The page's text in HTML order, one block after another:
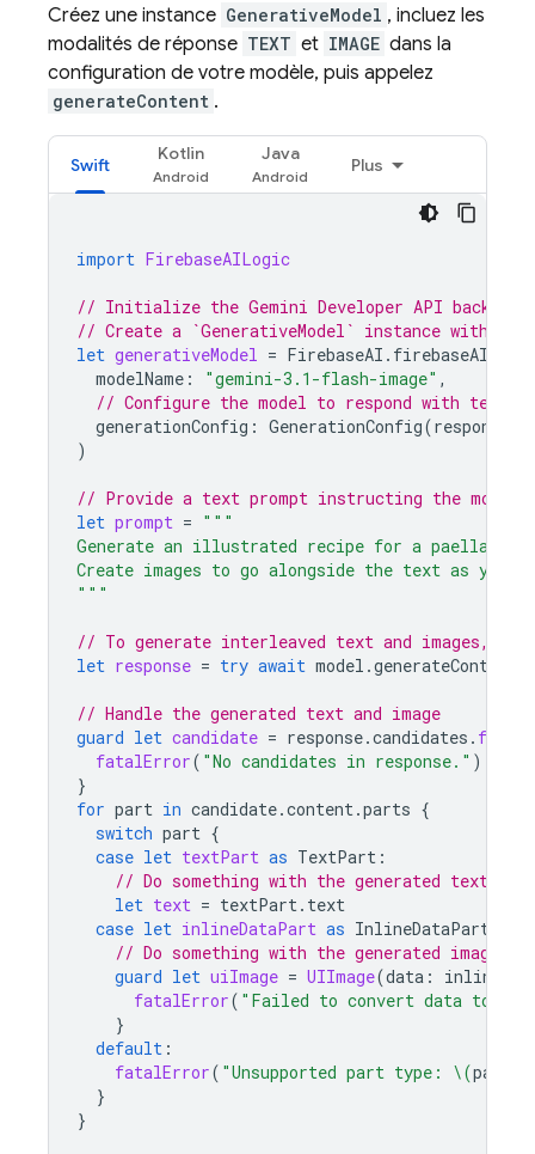
Créez une instance GenerativeModel , incluez les
modalités de réponse TEXT et IMAGE dans la
configuration de votre modèle, puis appelez
generateContent .
Swift
Kotlin Java
Plus
import FirebaseAILogic
// Initialize the Gemini Developer API backend
// Create a `GenerativeModel` instance with a
let generativeModel = FirebaseAI . firebaseAI
modelName : "gemini-3.1-flash-image" ,
// Configure the model to respond with text
generationConfig : GenerationConfig(
)
// Provide a text prompt instructing the model
let prompt = """
Generate an illustrated recipe for a paella.
Create images to go alongside the text as you
"""
// To generate interleaved text and images,
let response = try await model .generateContent
// Handle the generated text and image
guard let candidate = response.candidates . first
fatalError( "No candidates in response." )
}
for part in candidate.content.parts {
switch part {
case let textPart as TextPart :
// Do something with the generated text
let text = textPart. text
case let inlineDataPart as InlineDataPart
// Do something with the generated image
guard let uiImage = UIImage(data :
fatalError( "Failed to convert data to
}
default :
fatalError( "Unsupported part type: \(part
}
}